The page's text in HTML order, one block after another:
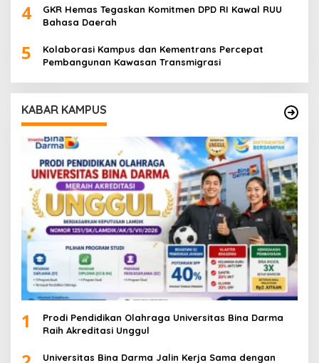
4
GKR Hemas Tegaskan Komitmen DPD RI Kawal RUU
Bahasa Daerah
5
Kolaborasi Kampus dan Kementrans Percepat
Pembangunan Kawasan Transmigrasi
KABAR KAMPUS
1
Prodi Pendidikan Olahraga Universitas Bina Darma
Raih Akreditasi Unggul
Universitas Bina Darma Jalin Kerja Sama dengan